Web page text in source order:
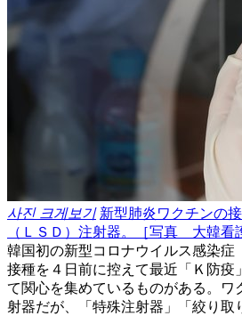
사진 크게보기 新型肺炎ワクチンの
（ＬＳＤ）注射器。［写真 大韓看
韓国初の新型コロナウイルス感染症
接種を４日前に控えて最近「Ｋ防疫
て関心を集めているものがある。ワ
射器だが、「特殊注射器」「絞り取